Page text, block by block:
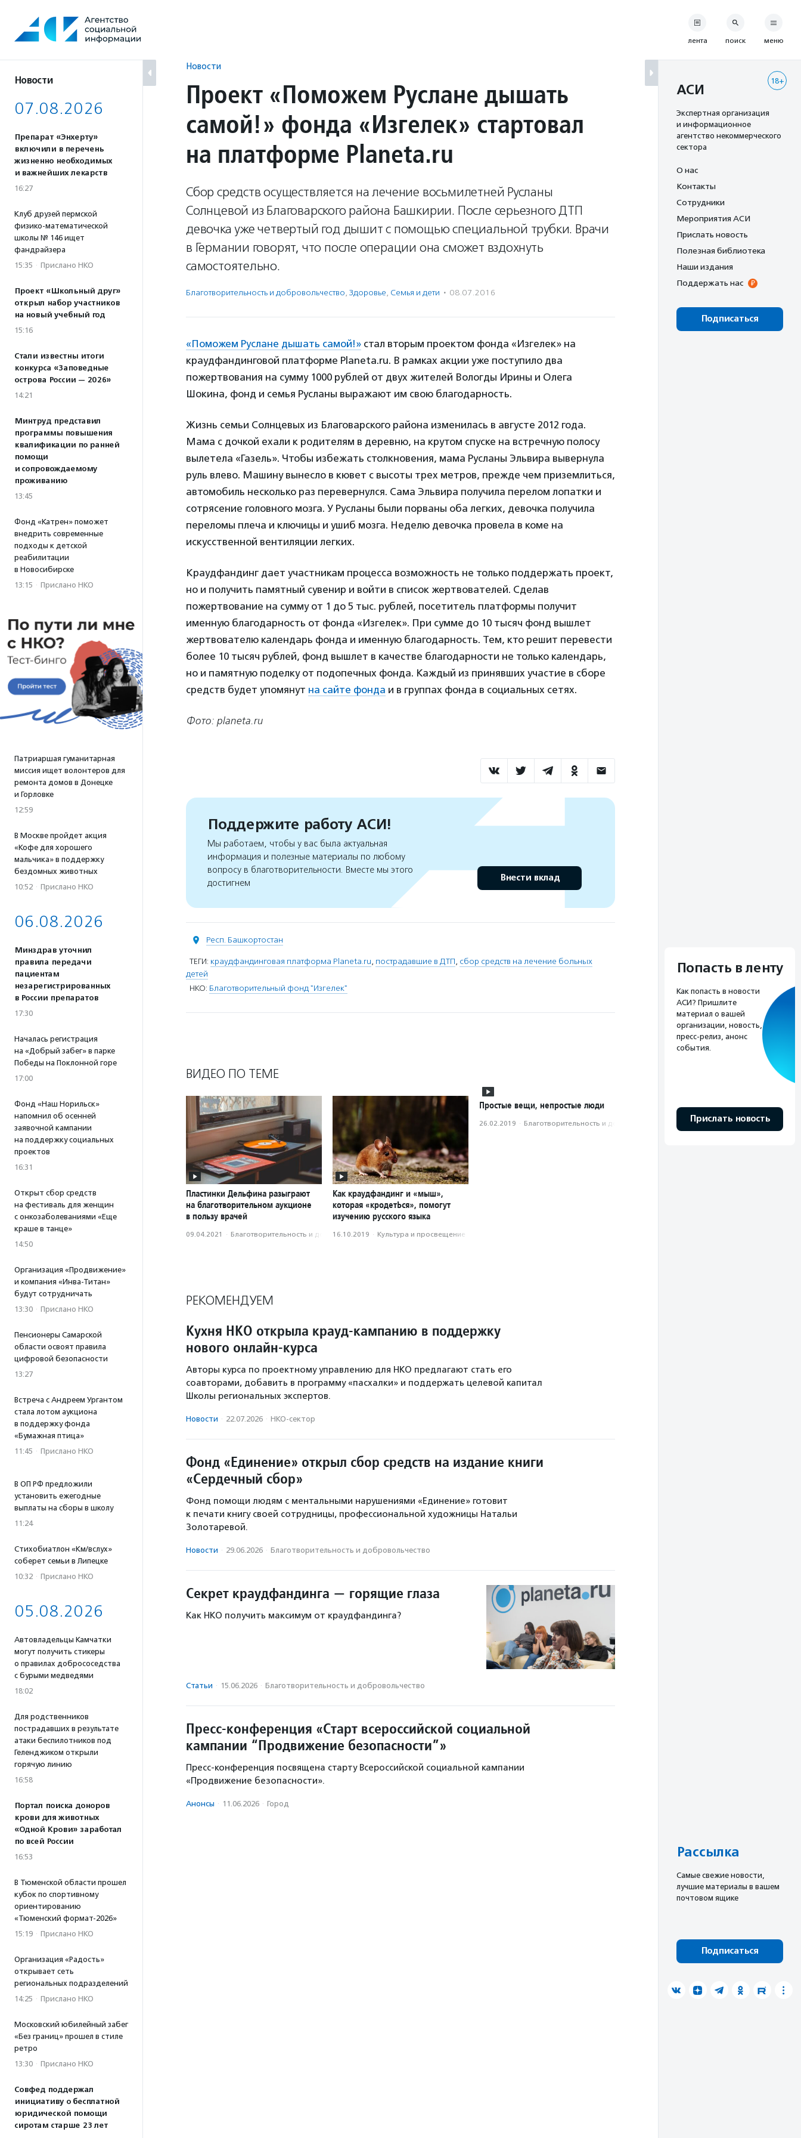
содержанию
Новости
07.08.2026
Препарат «Энхерту»
включили в перечень
жизненно необходимых
и важнейших лекарств
16:27
Клуб друзей пермской
физико-математической
школы № 146 ищет
фандрайзера
15:35 · Прислано НКО
Проект «Школьный друг»
открыл набор участников
на новый учебный год
15:16
Стали известны итоги
конкурса «Заповедные
острова России — 2026»
14:21
Минтруд представил
программы повышения
квалификации по ранней
помощи
и сопровождаемому
проживанию
13:45
Фонд «Катрен» поможет
внедрить современные
подходы к детской
реабилитации
в Новосибирске
13:15 · Прислано НКО
Патриаршая гуманитарная
миссия ищет волонтеров для
ремонта домов в Донецке
и Горловке
12:59
В Москве пройдет акция
«Кофе для хорошего
мальчика» в поддержку
бездомных животных
10:52 · Прислано НКО
06.08.2026
Минздрав уточнил
правила передачи
пациентам
незарегистрированных
в России препаратов
17:30
Началась регистрация
на «Добрый забег» в парке
Победы на Поклонной горе
17:00
Фонд «Наш Норильск»
напомнил об осенней
заявочной кампании
на поддержку социальных
проектов
16:31
Открыт сбор средств
на фестиваль для женщин
с онкозаболеваниями «Еще
краше в танце»
14:50
Организация «Продвижение»
и компания «Инва-Титан»
будут сотрудничать
13:30 · Прислано НКО
Пенсионеры Самарской
области освоят правила
цифровой безопасности
13:27
Встреча с Андреем Ургантом
стала лотом аукциона
в поддержку фонда
«Бумажная птица»
11:45 · Прислано НКО
В ОП РФ предложили
установить ежегодные
выплаты на сборы в школу
11:24
Стихобиатлон «Км/вслух»
соберет семьи в Липецке
10:32 · Прислано НКО
05.08.2026
Автовладельцы Камчатки
могут получить стикеры
о правилах добрососедства
с бурыми медведями
18:02
Для родственников
пострадавших в результате
атаки беспилотников под
Геленджиком открыли
горячую линию
16:58
Портал поиска доноров
крови для животных
«Одной Крови» заработал
по всей России
16:53
В Тюменской области прошел
кубок по спортивному
ориентированию
«Тюменский формат-2026»
15:19 · Прислано НКО
Организация «Радость»
открывает сеть
региональных подразделений
14:25 · Прислано НКО
Московский юбилейный забег
«Без границ» прошел в стиле
ретро
13:30 · Прислано НКО
Совфед поддержал
инициативу о бесплатной
юридической помощи
сиротам старше 23 лет
Новости
Проект «Поможем Руслане дышать
самой!» фонда «Изгелек» стартовал
на платформе Planeta.ru
Сбор средств осуществляется на лечение восьмилетней Русланы
Солнцевой из Благоварского района Башкирии. После серьезного ДТП
девочка уже четвертый год дышит с помощью специальной трубки. Врачи
в Германии говорят, что после операции она сможет вздохнуть
самостоятельно.
Благотвори­тель­ность и доброволь­чест­во, Здоровье, Семья и дети · 08.07.2016
«Поможем Руслане дышать самой!» стал вторым проектом фонда «Изгелек» на
краудфандинговой платформе Planeta.ru. В рамках акции уже поступило два
пожертвования на сумму 1000 рублей от двух жителей Вологды Ирины и Олега
Шокина, фонд и семья Русланы выражают им свою благодарность.
Жизнь семьи Солнцевых из Благоварского района изменилась в августе 2012 года.
Мама с дочкой ехали к родителям в деревню, на крутом спуске на встречную полосу
вылетела «Газель». Чтобы избежать столкновения, мама Русланы Эльвира вывернула
руль влево. Машину вынесло в кювет с высоты трех метров, прежде чем приземлиться,
автомобиль несколько раз перевернулся. Сама Эльвира получила перелом лопатки и
сотрясение головного мозга. У Русланы были порваны оба легких, девочка получила
переломы плеча и ключицы и ушиб мозга. Неделю девочка провела в коме на
искусственной вентиляции легких.
Краудфандинг дает участникам процесса возможность не только поддержать проект,
но и получить памятный сувенир и войти в список жертвователей. Сделав
пожертвование на сумму от 1 до 5 тыс. рублей, посетитель платформы получит
именную благодарность от фонда «Изгелек». При сумме до 10 тысяч фонд вышлет
жертвователю календарь фонда и именную благодарность. Тем, кто решит перевести
более 10 тысяч рублей, фонд вышлет в качестве благодарности не только календарь,
но и памятную поделку от подопечных фонда. Каждый из принявших участие в сборе
средств будет упомянут на сайте фонда и в группах фонда в социальных сетях.
Фото: planeta.ru
Поддержите работу АСИ!
Мы работаем, чтобы у вас была актуальная
информация и полезные материалы по любому
вопросу в благотворительности. Вместе мы этого
достигнем
Внести вклад
Респ. Башкортостан
ТЕГИ: краудфандинговая платформа Planeta.ru, пострадавшие в ДТП, сбор средств на лечение больных
детей
НКО: Благотворительный фонд "Изгелек"
ВИДЕО ПО ТЕМЕ
Пластинки Дельфина разыграют
на благотворительном аукционе
в пользу врачей
09.04.2021 · Благотвори­тель­ность и доброволь­чест­во
Как краудфандинг и «мыш»,
которая «кродетЬся», помогут
изучению русского языка
16.10.2019 · Культура и просвещение
Простые вещи, непростые люди
26.02.2019 · Благотвори­тель­ность и доброволь­чест­во
РЕКОМЕНДУЕМ
Кухня НКО открыла крауд-кампанию в поддержку
нового онлайн-курса
Авторы курса по проектному управлению для НКО предлагают стать его
соавторами, добавить в программу «пасхалки» и поддержать целевой капитал
Школы региональных экспертов.
Новости · 22.07.2026 · НКО-сектор
Фонд «Единение» открыл сбор средств на издание книги
«Сердечный сбор»
Фонд помощи людям с ментальными нарушениями «Единение» готовит
к печати книгу своей сотрудницы, профессиональной художницы Натальи
Золотаревой.
Новости · 29.06.2026 · Благотвори­тель­ность и доброволь­чест­во
Секрет краудфандинга — горящие глаза
Как НКО получить максимум от краудфандинга?
Статьи · 15.06.2026 · Благотвори­тель­ность и доброволь­чест­во
Пресс-конференция «Старт всероссийской социальной
кампании “Продвижение безопасности”»
Пресс-конференция посвящена старту Всероссийской социальной кампании
«Продвижение безопасности».
Анонсы · 11.06.2026 · Город
лента поиск меню
18+
АСИ
Экспертная организация
и информационное
агентство некоммерческого
сектора
О нас
Контакты
Сотрудники
Мероприятия АСИ
Прислать новость
Полезная библиотека
Наши издания
Поддержать нас
Подписаться
Попасть в ленту
Как попасть в новости
АСИ? Пришлите
материал о вашей
организации, новость,
пресс-релиз, анонс
события.
Прислать новость
Рассылка
Cамые свежие новости,
лучшие материалы в вашем
почтовом ящике
Подписаться